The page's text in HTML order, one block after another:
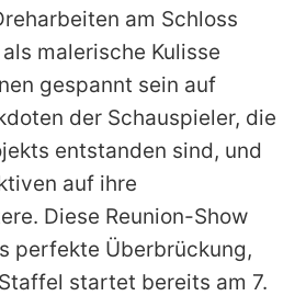
am Schloss
malerische Kulisse
gespannt sein auf
der Schauspieler, die
entstanden sind, und
auf ihre
Diese Reunion-Show
perfekte Überbrückung,
startet bereits am 7.